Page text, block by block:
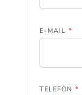
E-MAIL *
TELEFON *